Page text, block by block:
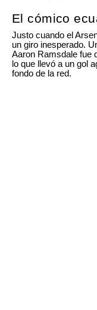
El cómico
Justo cuando el
un giro inesperado.
Aaron Ramsdale fue
lo que llevó a un gol
fondo de la red.